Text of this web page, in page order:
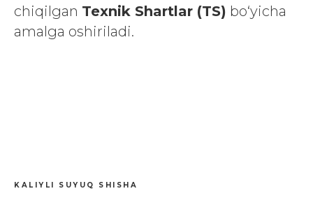
chiqilgan Texnik Shartlar (TS) bo‘yicha
amalga oshiriladi.
KALIYLI SUYUQ SHISHA